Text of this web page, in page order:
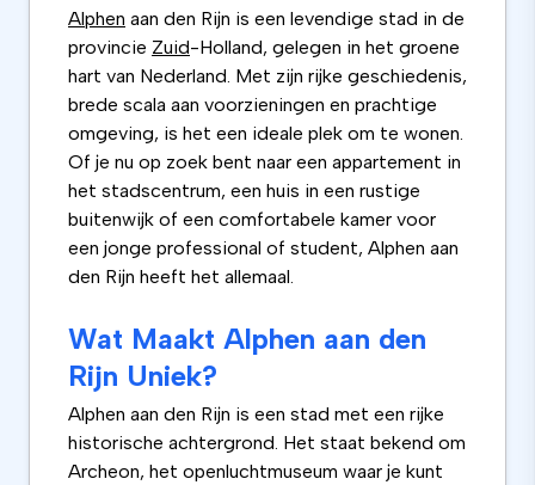
Alphen aan den Rijn is een levendige stad in de
provincie Zuid-Holland, gelegen in het groene
hart van Nederland. Met zijn rijke geschiedenis,
brede scala aan voorzieningen en prachtige
omgeving, is het een ideale plek om te wonen.
Of je nu op zoek bent naar een appartement in
het stadscentrum, een huis in een rustige
buitenwijk of een comfortabele kamer voor
een jonge professional of student, Alphen aan
den Rijn heeft het allemaal.
Wat Maakt Alphen aan den
Rijn Uniek?
Alphen aan den Rijn is een stad met een rijke
historische achtergrond. Het staat bekend om
Archeon, het openluchtmuseum waar je kunt